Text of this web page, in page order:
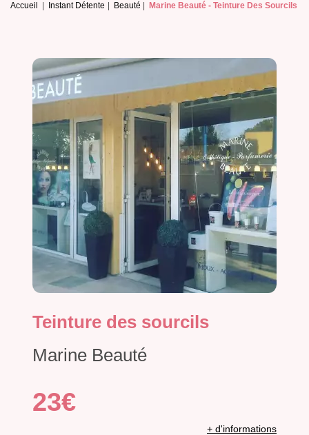
Accueil Instant Détente Beauté Marine Beauté -Teinture Des Sourcils
Teinture des sourcils
Marine Beauté
23€
+ d'informations